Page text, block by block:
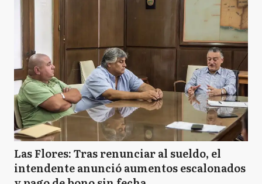
Las Flores: Tras renunciar al sueldo, el
intendente anunció aumentos escalonados